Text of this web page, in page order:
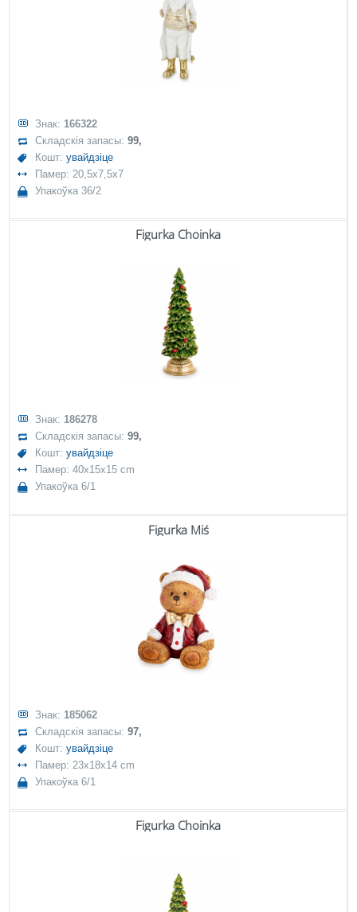
Знак: 166322
Складскія запасы:99,
Кошт:увайдзіце
Памер: 20,5x7,5x7
Упакоўка 36/2
Figurka Choinka
Знак: 186278
Складскія запасы:99,
Кошт:увайдзіце
Памер: 40x15x15 cm
Упакоўка 6/1
Figurka Miś
Знак: 185062
Складскія запасы:97,
Кошт:увайдзіце
Памер: 23x18x14 cm
Упакоўка 6/1
Figurka Choinka